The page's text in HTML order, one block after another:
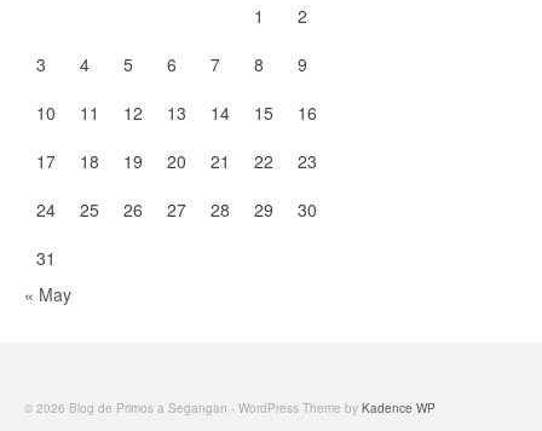
1
2
3
4 5 6 7 8
9
10
11 12 13 14 15
16
17
18 19 20 21 22
23
24
25 26 27 28 29
30
31
« May
© 2026 Blog de Primos a Segangan - WordPress Theme by Kadence WP